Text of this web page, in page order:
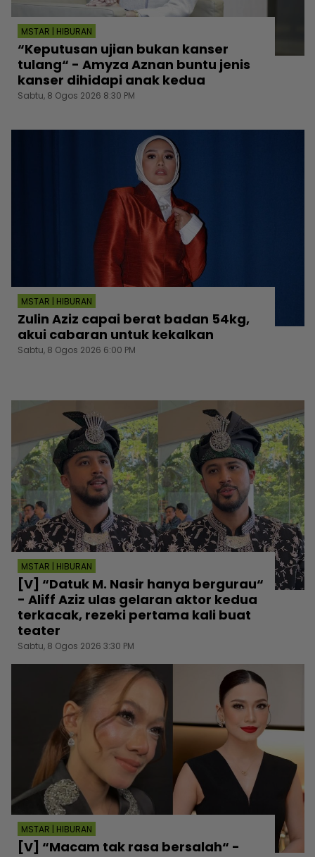
MSTAR | HIBURAN
“Keputusan ujian bukan kanser
tulang“ - Amyza Aznan buntu jenis
kanser dihidapi anak kedua
Sabtu, 8 Ogos 2026 8:30 PM
MSTAR | HIBURAN
Zulin Aziz capai berat badan 54kg,
akui cabaran untuk kekalkan
Sabtu, 8 Ogos 2026 6:00 PM
MSTAR | HIBURAN
[V] “Datuk M. Nasir hanya bergurau“
- Aliff Aziz ulas gelaran aktor kedua
terkacak, rezeki pertama kali buat
teater
Sabtu, 8 Ogos 2026 3:30 PM
MSTAR | HIBURAN
[V] “Macam tak rasa bersalah“ -